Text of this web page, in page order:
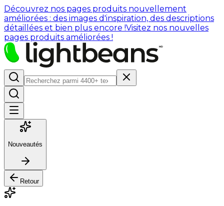
Découvrez nos pages produits nouvellement
améliorées : des images d'inspiration, des descriptions
détaillées et bien plus encore !Visitez nos nouvelles
pages produits améliorées !
Nouveautés
Retour